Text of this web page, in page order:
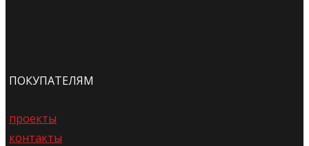
ПОКУПАТЕЛЯМ
проекты
контакты